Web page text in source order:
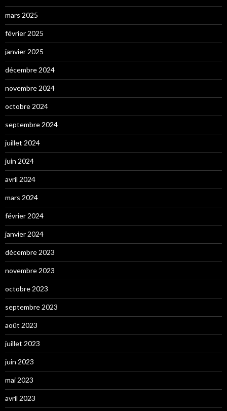
mars 2025
février 2025
janvier 2025
décembre 2024
novembre 2024
octobre 2024
septembre 2024
juillet 2024
juin 2024
avril 2024
mars 2024
février 2024
janvier 2024
décembre 2023
novembre 2023
octobre 2023
septembre 2023
août 2023
juillet 2023
juin 2023
mai 2023
avril 2023